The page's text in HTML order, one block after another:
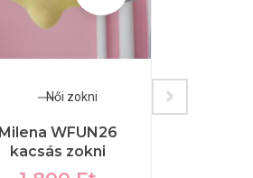
Női zokni
Milena WFUN26
kacsás zokni